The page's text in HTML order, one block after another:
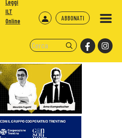
ABBONATI
Leggi
ILT
Online